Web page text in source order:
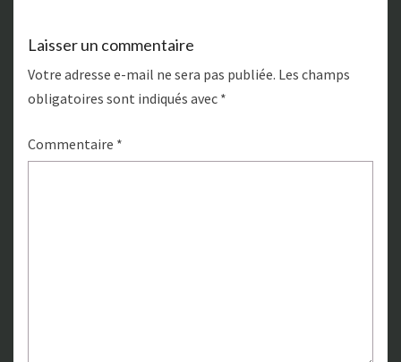
Laisser un commentaire
Votre adresse e-mail ne sera pas publiée. Les champs
obligatoires sont indiqués avec *
Commentaire *